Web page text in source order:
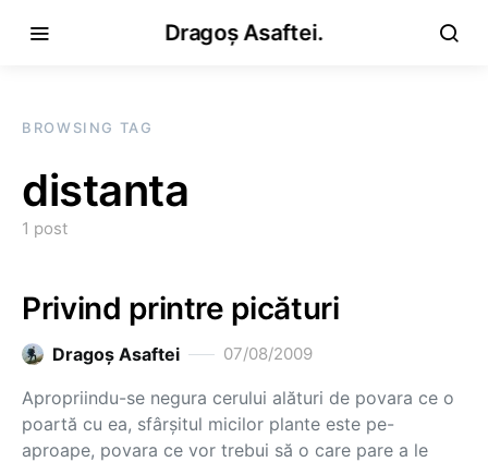
Dragoș Asaftei.
BROWSING TAG
distanta
1 post
Privind printre picături
Dragoş Asaftei 07/08/2009
Apropriindu-se negura cerului alături de povara ce o
poartă cu ea, sfârşitul micilor plante este pe-
aproape, povara ce vor trebui să o care pare a le